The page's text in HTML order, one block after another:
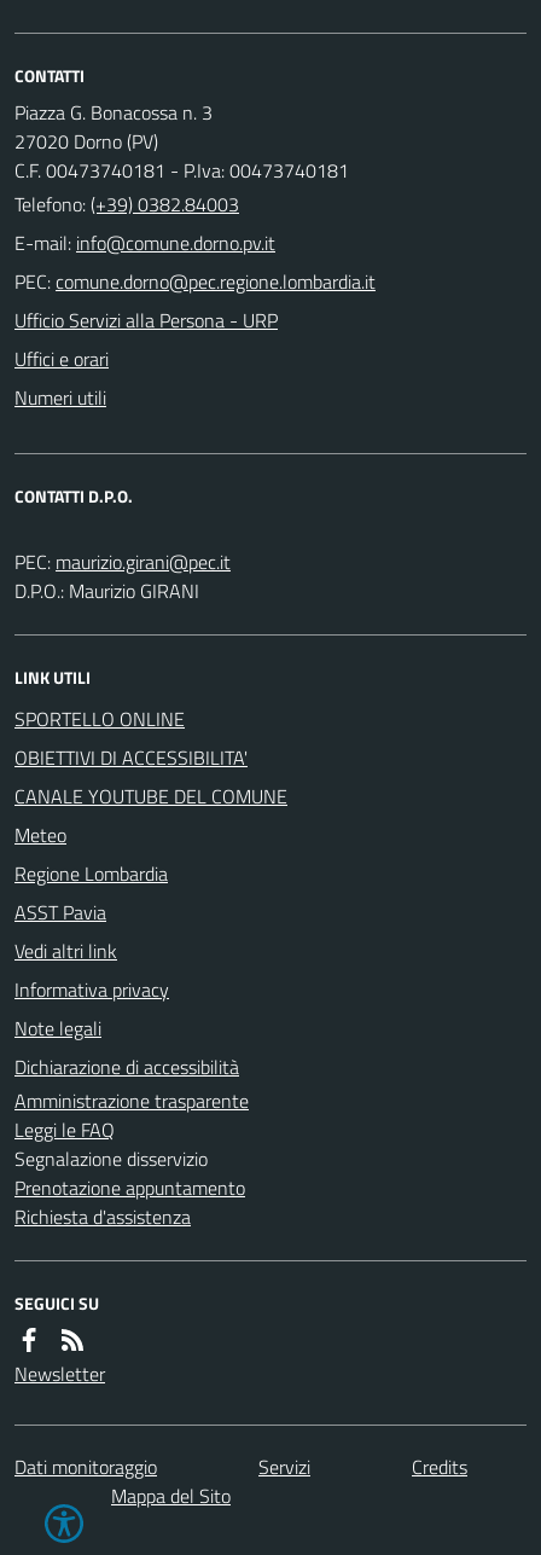
CONTATTI
Piazza G. Bonacossa n. 3
27020 Dorno (PV)
C.F. 00473740181 - P.Iva: 00473740181
Telefono:(+39) 0382.84003
E-mail:
PEC:
Ufficio Servizi alla Persona - URP
Uffici e orari
Numeri utili
CONTATTI D.P.O.
PEC:
D.P.O.: Maurizio GIRANI
LINK UTILI
SPORTELLO ONLINE
OBIETTIVI DI ACCESSIBILITA'
CANALE YOUTUBE DEL COMUNE
Meteo
Regione Lombardia
ASST Pavia
Vedi altri link
Informativa privacy
Note legali
Dichiarazione di accessibilità
Amministrazione trasparente
Leggi le FAQ
Segnalazione disservizio
Prenotazione appuntamento
Richiesta d'assistenza
SEGUICI SU
Newsletter
Dati monitoraggio Servizi
Credits
Mappa del Sito